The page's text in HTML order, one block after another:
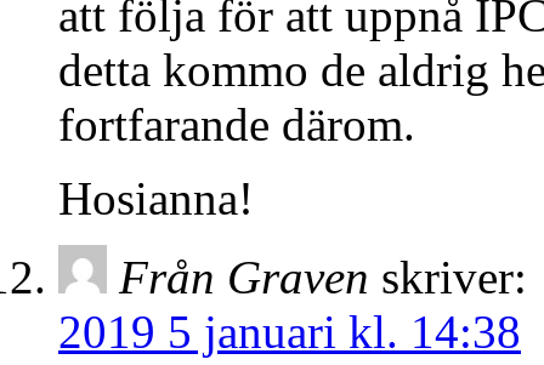
att följa för att uppnå
detta kommo de aldrig
fortfarande därom.
Hosianna!
Från Graven skriver:
2019 5 januari kl. 14:38